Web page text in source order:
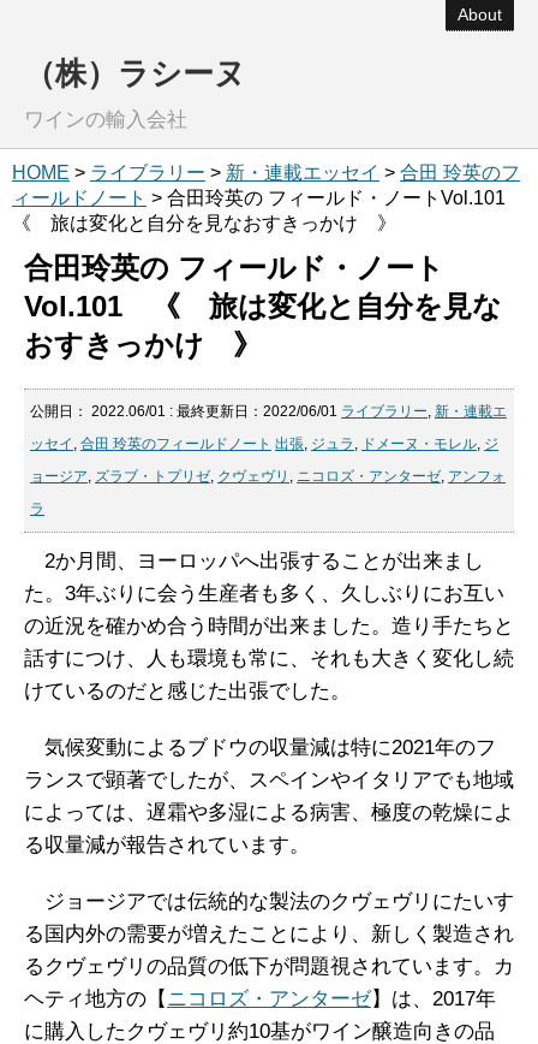
About
（株）ラシーヌ
ワインの輸入会社
HOME > ライブラリー > 新・連載エッセイ > 合田 玲英のフ
ィールドノート > 合田玲英の フィールド・ノートVol.101
《 旅は変化と自分を見なおすきっかけ 》
合田玲英の フィールド・ノート
Vol.101 《 旅は変化と自分を見な
おすきっかけ 》
公開日： 2022.06/01 : 最終更新日：2022/06/01 ライブラリー, 新・連載エ
ッセイ , 合田 玲英のフィールドノート 出張, ジュラ , ドメーヌ・モレル, ジ
ョージア, ズラブ・トプリゼ, クヴェヴリ , ニコロズ・アンターゼ, アンフォ
ラ
2か月間、ヨーロッパへ出張することが出来まし
た。3年ぶりに会う生産者も多く、久しぶりにお互い
の近況を確かめ合う時間が出来ました。造り手たちと
話すにつけ、人も環境も常に、それも大きく変化し続
けているのだと感じた出張でした。
気候変動によるブドウの収量減は特に2021年のフ
ランスで顕著でしたが、スペインやイタリアでも地域
によっては、遅霜や多湿による病害、極度の乾燥によ
る収量減が報告されています。
ジョージアでは伝統的な製法のクヴェヴリにたいす
る国内外の需要が増えたことにより、新しく製造され
るクヴェヴリの品質の低下が問題視されています。カ
ヘティ地方の【 ニコロズ・アンターゼ】は、2017年
に購入したクヴェヴリ約10基がワイン醸造向きの品